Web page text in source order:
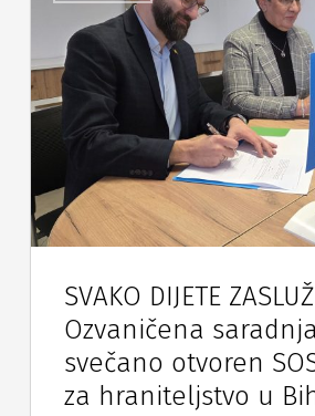
SVAKO DIJETE
Ozvaničena
svečano otvoren
za hraniteljstvo u